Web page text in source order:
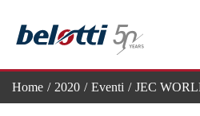
content
Home 2020 Eventi JEC